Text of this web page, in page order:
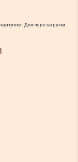
Для перезагрузки